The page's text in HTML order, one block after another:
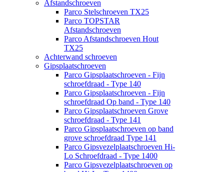
Afstandschroeven
Parco Stelschroeven TX25
Parco TOPSTAR
Afstandschroeven
Parco Afstandschroeven Hout
TX25
Achterwand schroeven
Gipsplaatschroeven
Parco Gipsplaatschroeven - Fijn
schroefdraad - Type 140
Parco Gipsplaatschroeven - Fijn
schroefdraad Op band - Type 140
Parco Gipsplaatschroeven Grove
schroefdraad - Type 141
Parco Gipsplaatschroeven op band
grove schroefdraad Type 141
Parco Gipsvezelplaatschroeven Hi-
Lo Schroefdraad - Type 1400
Parco Gipsvezelplaatschroeven op